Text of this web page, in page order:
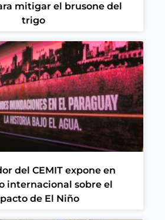
mitigar el brusone del
trigo
del CEMIT expone en
internacional sobre el
de El Niño